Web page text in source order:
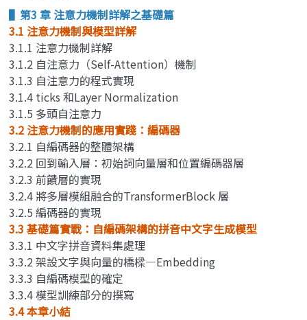
▌第3 章 注意力機制詳解之基礎篇
3.1 注意力機制與模型詳解
3.1.1 注意力機制詳解
3.1.2 自注意力（Self-Attention）機制
3.1.3 自注意力的程式實現
3.1.4 ticks 和Layer Normalization
3.1.5 多頭自注意力
3.2 注意力機制的應用實踐：編碼器
3.2.1 自編碼器的整體架構
3.2.2 回到輸入層：初始詞向量層和位置編碼器層
3.2.3 前饋層的實現
3.2.4 將多層模組融合的TransformerBlock 層
3.2.5 編碼器的實現
3.3 基礎篇實戰：自編碼架構的拼音中文字生成模型
3.3.1 中文字拼音資料集處理
3.3.2 架設文字與向量的橋樑—Embedding
3.3.3 自編碼模型的確定
3.3.4 模型訓練部分的撰寫
3.4 本章小結